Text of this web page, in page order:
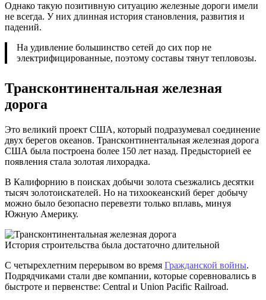
Однако такую позитивную ситуацию железные дороги имели
не всегда. У них длинная история становления, развития и
падений.
На удивление большинство сетей до сих пор не
электрифицированные, поэтому составы тянут тепловозы.
Трансконтинентальная железная
дорога
Это великий проект США, который подразумевал соединение
двух берегов океанов. Трансконтинентальная железная дорога
США была построена более 150 лет назад. Предысторией ее
появления стала золотая лихорадка.
В Калифорнию в поисках добычи золота съезжались десятки
тысяч золотоискателей. Но на тихоокеанский берег добычу
можно было безопасно перевезти только вплавь, минуя
Южную Америку.
История строительства была достаточно длительной
С четырехлетним перерывом во время Гражданской войны.
Подрядчиками стали две компании, которые соревновались в
быстроте и первенстве: Central и Union Pacific Railroad.